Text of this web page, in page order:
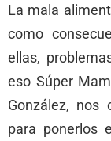
La mala
como
ellas,
eso Súper
González, nos
para ponerlos